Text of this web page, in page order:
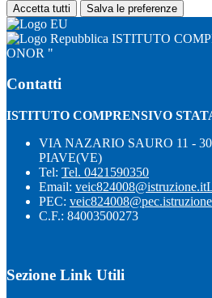
Accetta tutti Salva le preferenze
ISTITUTO
ONOR "
Contatti
ISTITUTO COMPRENSIVO
VIA NAZARIO SAURO 11 -
PIAVE(VE)
Tel: Tel. 0421590350
Email: veic824008@istruzione.it
PEC:
C.F.: 84003500273
Sezione Link Utili